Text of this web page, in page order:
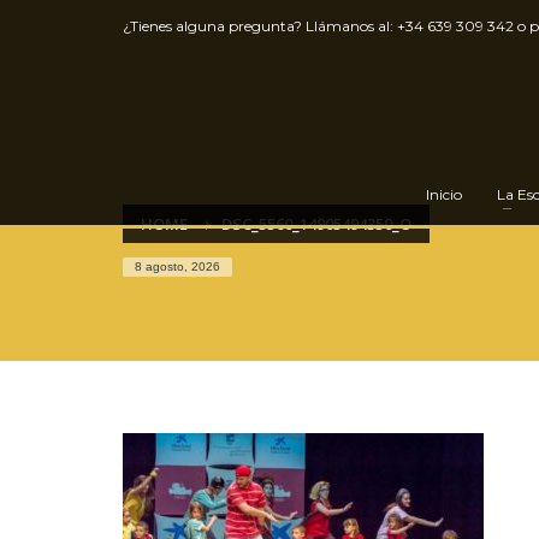
¿Tienes alguna pregunta? Llámanos al: +34 639 309 342 o
Inicio La
HOME DSC_5560_14905494350_O
8 agosto, 2026